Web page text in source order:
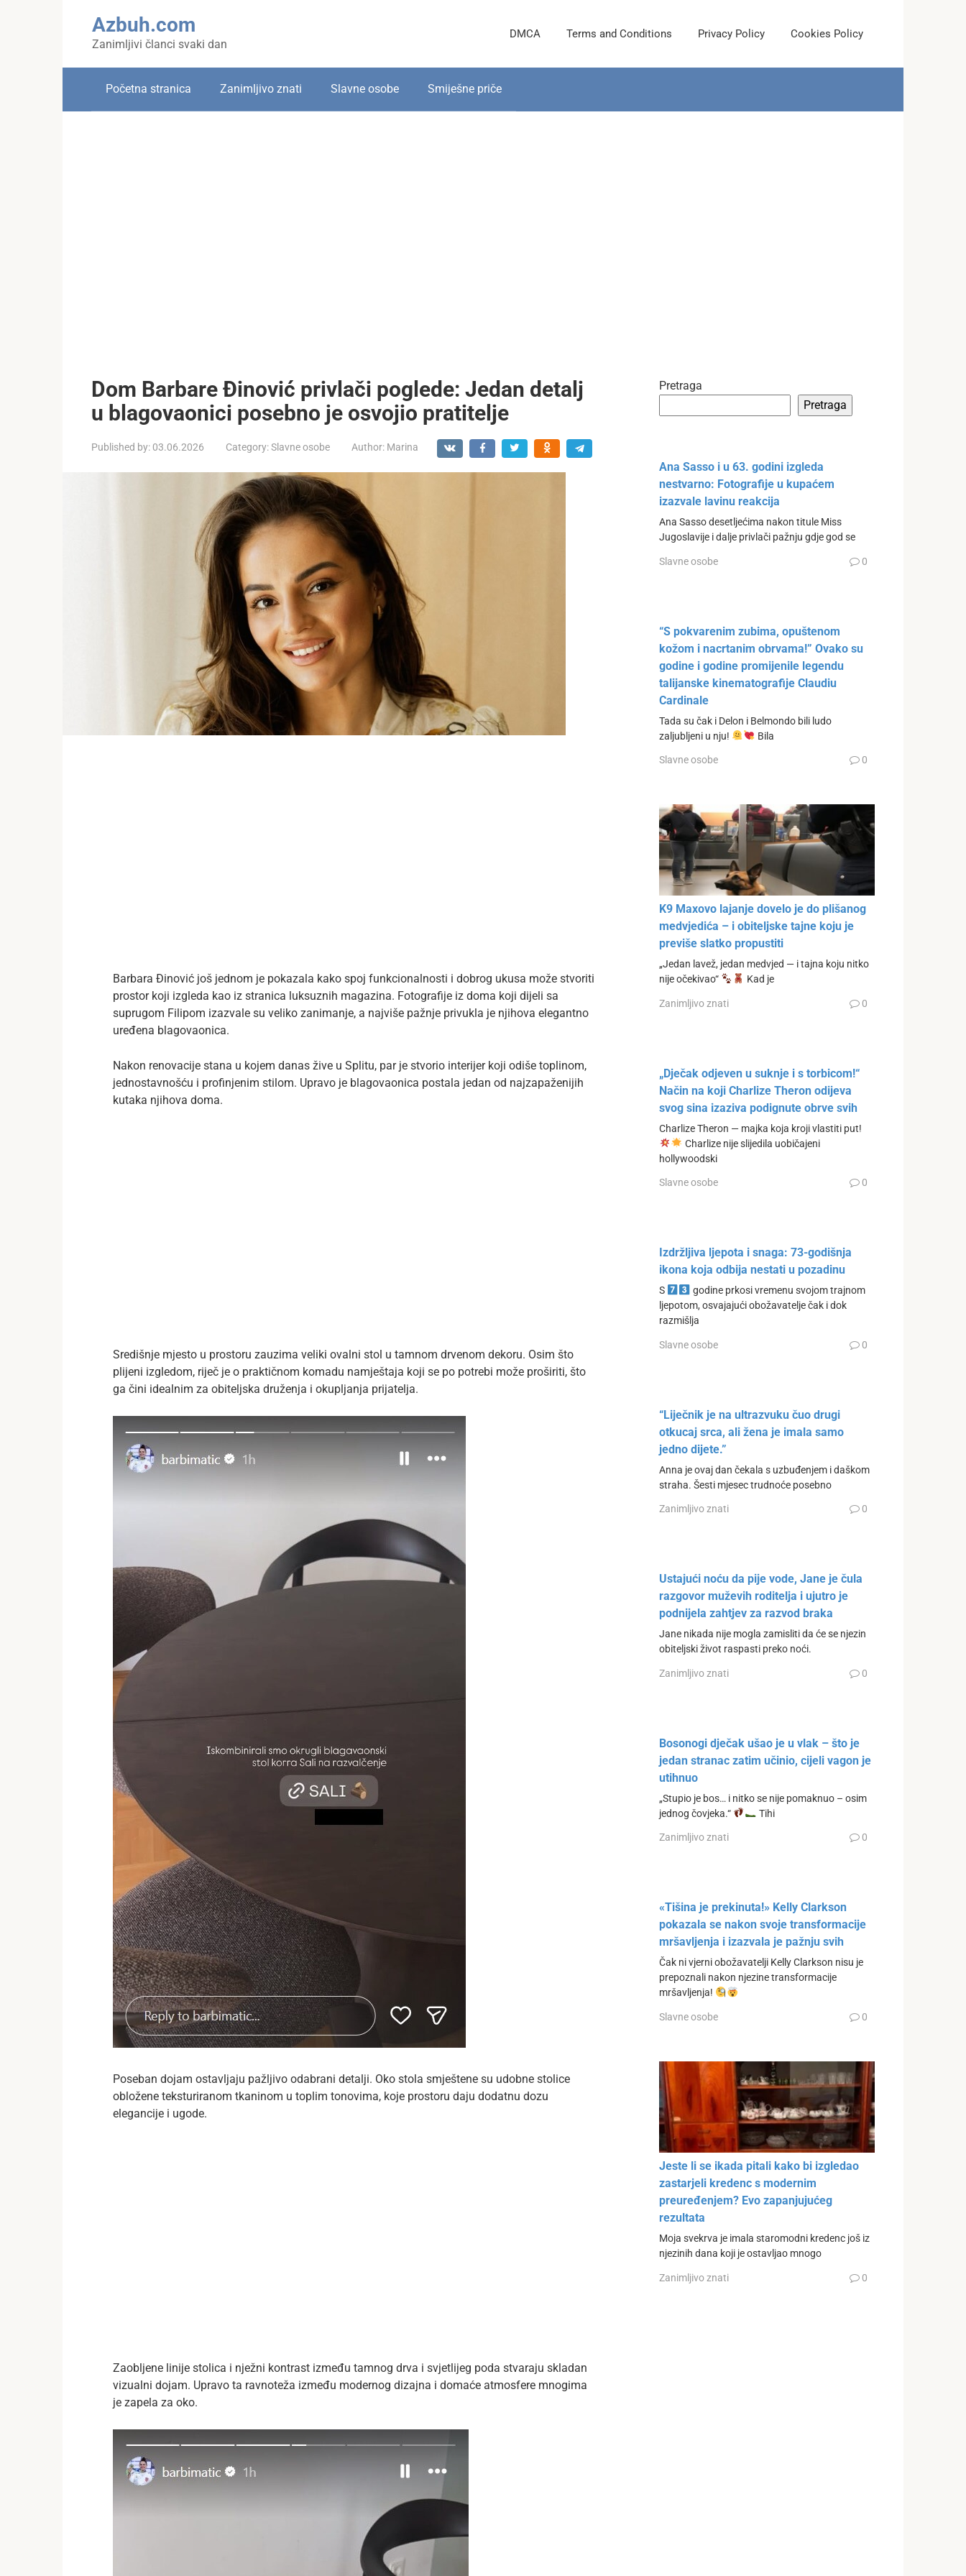
Azbuh.com
Zanimljivi članci svaki dan
DMCA Terms and Conditions Privacy Policy Cookies Policy
Početna stranica Zanimljivo znati Slavne osobe Smiješne priče
Dom Barbare Đinović privlači poglede: Jedan detalj
u blagovaonici posebno je osvojio pratitelje
Published by: 03.06.2026 Category:Slavne osobe Author: Marina
Barbara Đinović još jednom je pokazala kako spoj funkcionalnosti i dobrog ukusa može stvoriti
prostor koji izgleda kao iz stranica luksuznih magazina. Fotografije iz doma koji dijeli sa
suprugom Filipom izazvale su veliko zanimanje, a najviše pažnje privukla je njihova elegantno
uređena blagovaonica.
Nakon renovacije stana u kojem danas žive u Splitu, par je stvorio interijer koji odiše toplinom,
jednostavnošću i profinjenim stilom. Upravo je blagovaonica postala jedan od najzapaženijih
kutaka njihova doma.
Središnje mjesto u prostoru zauzima veliki ovalni stol u tamnom drvenom dekoru. Osim što
plijeni izgledom, riječ je o praktičnom komadu namještaja koji se po potrebi može proširiti, što
ga čini idealnim za obiteljska druženja i okupljanja prijatelja.
Poseban dojam ostavljaju pažljivo odabrani detalji. Oko stola smještene su udobne stolice
obložene teksturiranom tkaninom u toplim tonovima, koje prostoru daju dodatnu dozu
elegancije i ugode.
Zaobljene linije stolica i nježni kontrast između tamnog drva i svjetlijeg poda stvaraju skladan
vizualni dojam. Upravo ta ravnoteža između modernog dizajna i domaće atmosfere mnogima
je zapela za oko.
Pretraga
Pretraga
Ana Sasso i u 63. godini izgleda
nestvarno: Fotografije u kupaćem
izazvale lavinu reakcija
Ana Sasso desetljećima nakon titule Miss
Jugoslavije i dalje privlači pažnju gdje god se
Slavne osobe 0
“S pokvarenim zubima, opuštenom
kožom i nacrtanim obrvama!” Ovako su
godine i godine promijenile legendu
talijanske kinematografije Claudiu
Cardinale
Tada su čak i Delon i Belmondo bili ludo
zaljubljeni u nju!
Bila
Slavne osobe 0
K9 Maxovo lajanje dovelo je do plišanog
medvjedića – i obiteljske tajne koju je
previše slatko propustiti
„Jedan lavež, jedan medvjed — i tajna koju nitko
nije očekivao“
Kad je
Zanimljivo znati 0
„Dječak odjeven u suknje i s torbicom!“
Način na koji Charlize Theron odijeva
svog sina izaziva podignute obrve svih
Charlize Theron — majka koja kroji vlastiti put!
Charlize nije slijedila uobičajeni
hollywoodski
Slavne osobe 0
Izdržljiva ljepota i snaga: 73-godišnja
ikona koja odbija nestati u pozadinu
S
godine prkosi vremenu svojom trajnom
ljepotom, osvajajući obožavatelje čak i dok
razmišlja
Slavne osobe 0
“Liječnik je na ultrazvuku čuo drugi
otkucaj srca, ali žena je imala samo
jedno dijete.”
Anna je ovaj dan čekala s uzbuđenjem i daškom
straha. Šesti mjesec trudnoće posebno
Zanimljivo znati 0
Ustajući noću da pije vode, Jane je čula
razgovor muževih roditelja i ujutro je
podnijela zahtjev za razvod braka
Jane nikada nije mogla zamisliti da će se njezin
obiteljski život raspasti preko noći.
Zanimljivo znati 0
Bosonogi dječak ušao je u vlak – što je
jedan stranac zatim učinio, cijeli vagon je
utihnuo
„Stupio je bos… i nitko se nije pomaknuo – osim
jednog čovjeka.“
Tihi
Zanimljivo znati 0
«Tišina je prekinuta!» Kelly Clarkson
pokazala se nakon svoje transformacije
mršavljenja i izazvala je pažnju svih
Čak ni vjerni obožavatelji Kelly Clarkson nisu je
prepoznali nakon njezine transformacije
mršavljenja!
Slavne osobe 0
Jeste li se ikada pitali kako bi izgledao
zastarjeli kredenc s modernim
preuređenjem? Evo zapanjujućeg
rezultata
Moja svekrva je imala staromodni kredenc još iz
njezinih dana koji je ostavljao mnogo
Zanimljivo znati 0